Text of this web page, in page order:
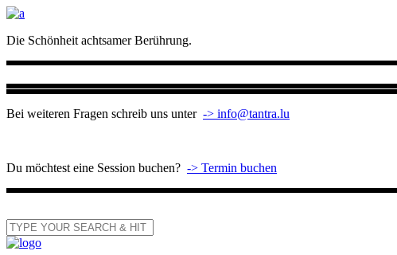
Die Schönheit achtsamer Berührung.
Bei weiteren Fragen schreib uns unter -> info@tantra.lu
Du möchtest eine Session buchen? -> Termin buchen